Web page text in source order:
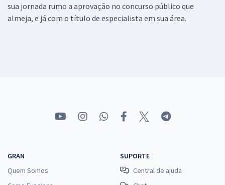
sua jornada rumo a aprovação no concurso público que
almeja, e já com o título de especialista em sua área.
GRAN
Quem Somos
SUPORTE
Central de ajuda